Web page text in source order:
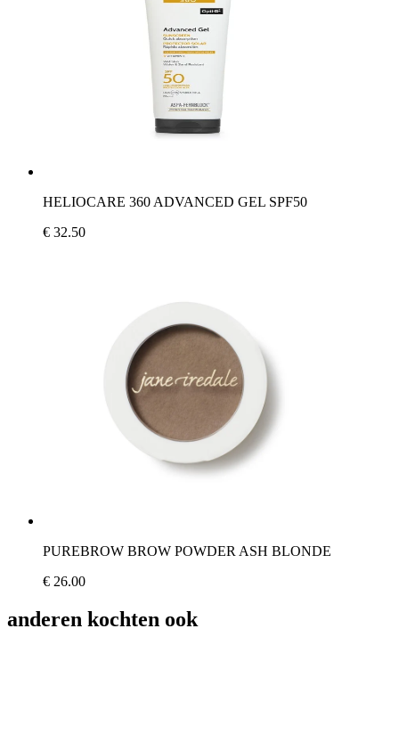
HELIOCARE 360 ADVANCED GEL SPF50
€ 32.50
PUREBROW BROW POWDER ASH BLONDE
€ 26.00
anderen kochten ook